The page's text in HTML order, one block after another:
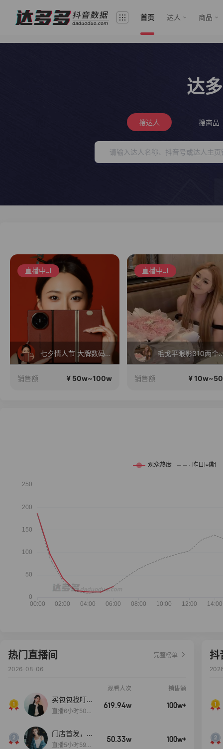
首页 达人 商品
达
搜达人 搜商品
直播中
七夕情人节 大牌数码 疯狂补贴
销售额 ¥ 50w~100w
直播中
毛戈平眼影
销售额 ¥
热门直播间
完整榜单
2026-08-06
观看人次 销售额
买包包找叮
当,一折购！
直播6小时50分
619.94w 100w+
门店首发，秋
款大上新！！
直播5小时59分
50.33w 100w+
抖